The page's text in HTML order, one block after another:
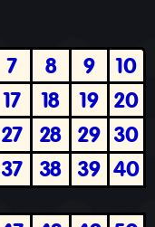
7 8 9
10
17 18 19 20
27 28 29 30
37 38 39 40